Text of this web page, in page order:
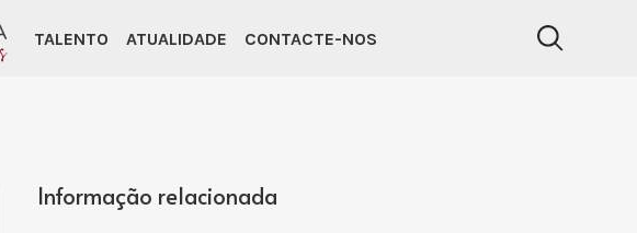
TALENTO ATUALIDADE CONTACTE-NOS
Informação relacionada